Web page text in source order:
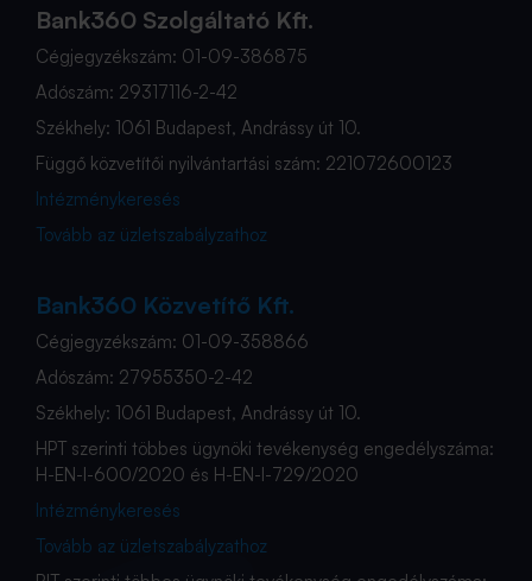
Bank360 Szolgáltató Kft.
Cégjegyzékszám: 01-09-386875
Adószám: 29317116-2-42
Székhely: 1061 Budapest, Andrássy út 10.
Függő közvetítői nyilvántartási szám: 221072600123
Intézménykeresés
Tovább az üzletszabályzathoz
Bank360 Közvetítő Kft.
Cégjegyzékszám: 01-09-358866
Adószám: 27955350-2-42
Székhely: 1061 Budapest, Andrássy út 10.
HPT szerinti többes ügynöki tevékenység engedélyszáma:
H-EN-I-600/2020 és H-EN-I-729/2020
Intézménykeresés
Tovább az üzletszabályzathoz